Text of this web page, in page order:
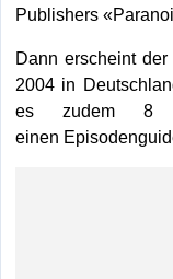
Publishers
Dann erscheint
2004 in
es zudem 8
einen